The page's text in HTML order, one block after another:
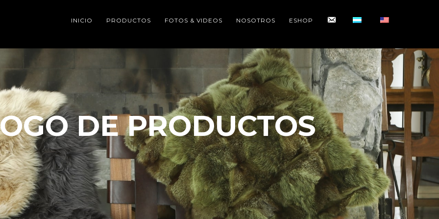
INICIO PRODUCTOS FOTOS & VIDEOS NOSOTROS ESHOP CONTACTO
DE PRODUCTOS